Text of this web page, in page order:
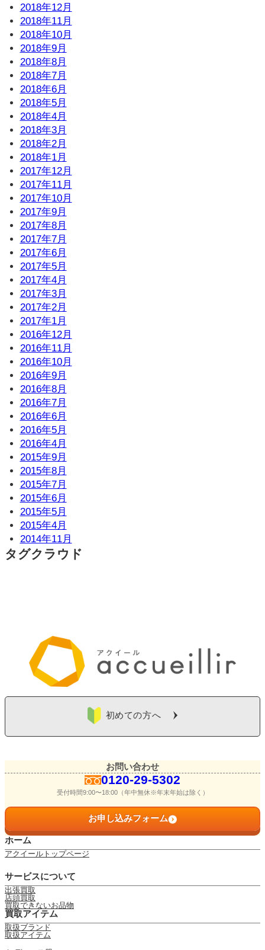
2018年12月
2018年11月
2018年10月
2018年9月
2018年8月
2018年7月
2018年6月
2018年5月
2018年4月
2018年3月
2018年2月
2018年1月
2017年12月
2017年11月
2017年10月
2017年9月
2017年8月
2017年7月
2017年6月
2017年5月
2017年4月
2017年3月
2017年2月
2017年1月
2016年12月
2016年11月
2016年10月
2016年9月
2016年8月
2016年7月
2016年6月
2016年5月
2016年4月
2015年9月
2015年8月
2015年7月
2015年6月
2015年5月
2015年4月
2014年11月
タグクラウド
初めての方へ
お問い合わせ
0120-29-5302
受付時間9:00〜18:00（年中無休※年末年始は除く）
お申し込みフォーム
ホーム
アクイールトップページ
サービスについて
出張買取
店頭買取
買取できないお品物
買取アイテム
取扱ブランド
取扱アイテム